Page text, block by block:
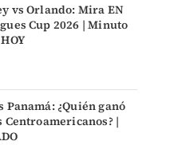
vs Orlando: Mira EN
Cup 2026 | Minuto
Panamá: ¿Quién ganó
Centroamericanos? |